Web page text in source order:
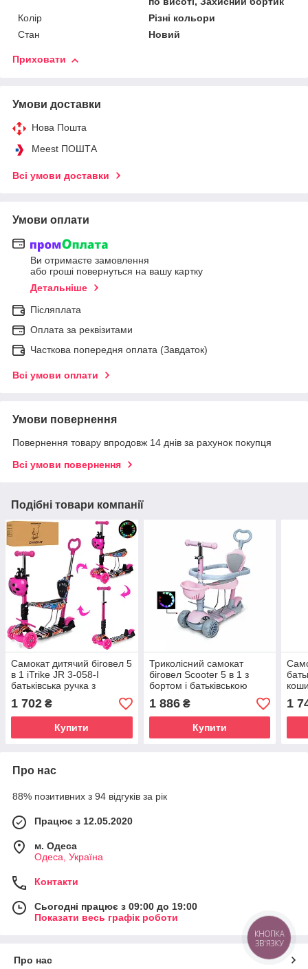
Колір
Різні кольори
Стан
Новий
Приховати
Умови доставки
Нова Пошта
Meest ПОШТА
Всі умови доставки
Умови оплати
Ви отримаєте замовлення
або гроші повернуться на вашу картку
Детальніше
Післяплата
Оплата за реквізитами
Часткова попередня оплата (Завдаток)
Всі умови оплати
Умови повернення
Повернення товару впродовж 14 днів за рахунок покупця
Всі умови повернення
Подібні товари компанії
Самокат дитячий біговел 5
в 1 iTrike JR 3-058-I
батьківська ручка з
кошиком
1 702 ₴
Купити
Триколісний самокат
біговел Scooter 5 в 1 з
бортом і батьківською
ручкою 18-9 від 1 року
1 886₴
Купити
1
Про нас
88% позитивних з 94 відгуків за рік
Працює з 12.05.2020
м. Одеса
Одеса, Україна
Контакти
Сьогодні працює з 09:00 до 19:00
Показати весь графік роботи
Про нас
КНОПКА
ЗВ'ЯЗКУ